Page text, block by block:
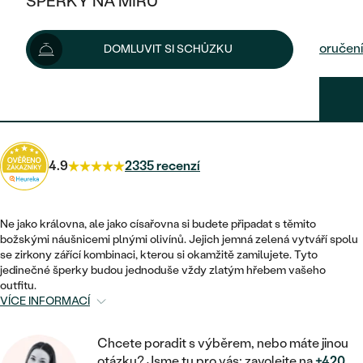
KOMBINOVANÉ ZLATO
DLE STYLU
ETERNITY
VINTAGE
NETRADIČNÍ
POSTRANNÍ KAMENY
HALO
VINTAGE
SNUBNÍ A ZÁSNUBNÍ SETY
NETRADIČNÍ
SESTAV SI SVŮJ PRSTEN
ZAČÍT S PRSTENEM
ZAČÍT S DIAMANTEM
VÝPRODEJ
KDYŽ ŠPERKY POMÁHAJÍ
DLE TYPU
NÁUŠNICE
PRSTENY
PŘÍVĚSKY
NÁRAMKY
SETY
PÁNSKÉ ŠPERKY
PLATINOVÉ
PECKOVÉ
KRUHOVÉ
MINIMALISTICKÉ
VISACÍ
SOLITÉR
VE TVARU SRDCE
ZLATÉ
STŘÍBRNÉ
DLE STYLU
SOLITÉR
NAROZENÍ DÍTĚTE
PERSONALIZOVANÉ
SE ZNAMENÍM ZVĚROKRUHU
MINIMALISTICKÉ
ŠPERKY SKLADEM
VÝPRODEJ
DLE MATERIÁLU
ZLATÉ
PLATINOVÉ
DLE STYLU
DOMLUVIT SI SCHŮZKU
4 110 Kč
Možnosti doručení
4.9 2335 recenzí
Ne jako královna, ale jako císařovna si budete připadat s těmito
božskými náušnicemi plnými olivínů. Jejich jemná zelená vytváří spolu
se zirkony zářící kombinaci, kterou si okamžitě zamilujete. Tyto
jedinečné šperky budou jednoduše vždy zlatým hřebem vašeho
outfitu.
VÍCE INFORMACÍ
Chcete poradit s výběrem, nebo máte jinou